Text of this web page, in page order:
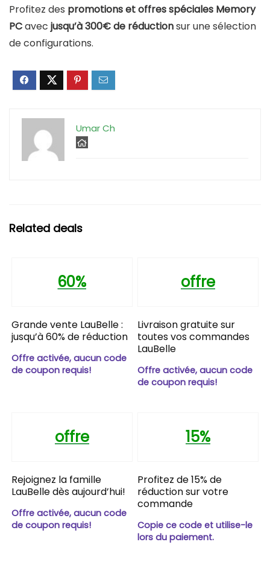
Profitez des promotions et offres spéciales Memory
PCavec jusqu’à 300€ de réductionsur une sélection
de configurations.
Umar Ch
Related deals
60%
Grande vente LauBelle :
jusqu’à 60% de réduction
Offre activée, aucun code
de coupon requis!
offre
Livraison gratuite sur
toutes vos commandes
LauBelle
Offre activée, aucun code
de coupon requis!
offre
Rejoignez la famille
LauBelle dès aujourd’hui!
Offre activée, aucun code
de coupon requis!
15%
Profitez de 15% de
réduction sur votre
commande
Copie ce code et utilise-le
lors du paiement.